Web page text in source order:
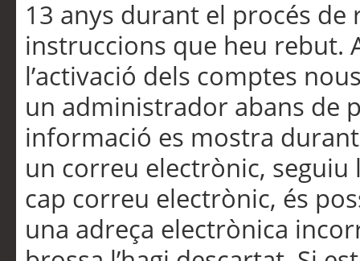
13 anys durant el procés de
instruccions que heu rebut.
l’activació dels comptes
un administrador abans de
informació es mostra
un correu electrònic,
cap correu electrònic, és
una adreça electrònica